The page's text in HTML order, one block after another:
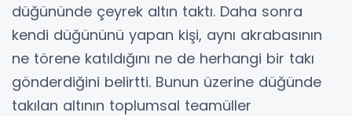
düğününde çeyrek altın taktı. Daha sonra
kendi düğününü yapan kişi, aynı akrabasının
ne törene katıldığını ne de herhangi bir takı
gönderdiğini belirtti. Bunun üzerine düğünde
takılan altının toplumsal teamüller